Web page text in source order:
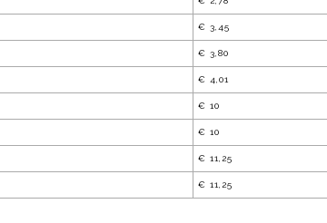
€ 3,45
€ 3,80
€ 4,01
€ 10
€ 10
€ 11,25
€ 11,25